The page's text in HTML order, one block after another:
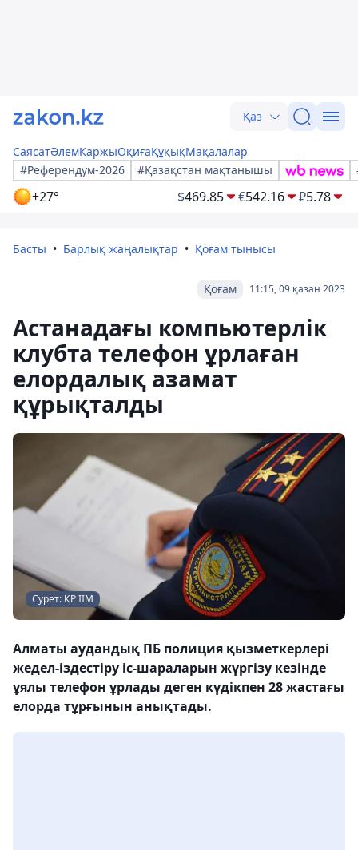
Қаз
СаясатӘлемҚаржыОқиғаҚұқықМақалалар
#Референдум-2026
#Қазақстан мақтанышы
+27° $469.85 €542.16 ₽5.78
Басты Барлық жаңалықтар Қоғам тынысы
11:15, 09 қазан 2023
Қоғам
Астанадағы компьютерлік
клубта телефон ұрлаған
елордалық азамат
құрықталды
Сурет: ҚР ІІМ
Алматы аудандық ПБ полиция қызметкерлері
жедел-іздестіру іс-шараларын жүргізу кезінде
ұялы телефон ұрлады деген күдікпен 28 жастағы
елорда тұрғынын анықтады.